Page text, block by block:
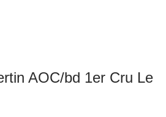
AOC/bd 1er Cru Le